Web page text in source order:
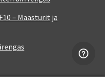
– Maasturit ja